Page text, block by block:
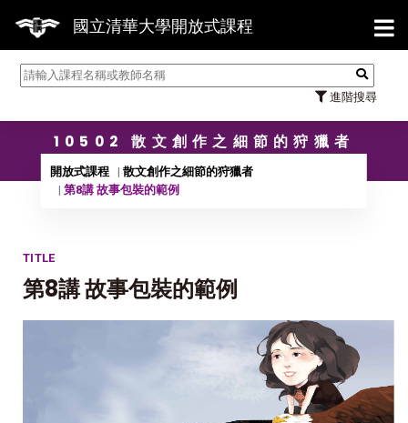
國立清華大學開放式課程
進階搜尋
【
10502 散文創作之細節的狩獵者
開放式課程
散文創作之細節的狩獵者
第8講 故事包裝的範例
TITLE
第8講 故事包裝的範例